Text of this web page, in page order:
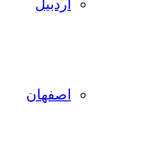
اردبیل
اصفهان